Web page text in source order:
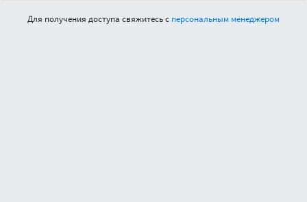
Для получения доступа свяжитесь с персональным менеджером